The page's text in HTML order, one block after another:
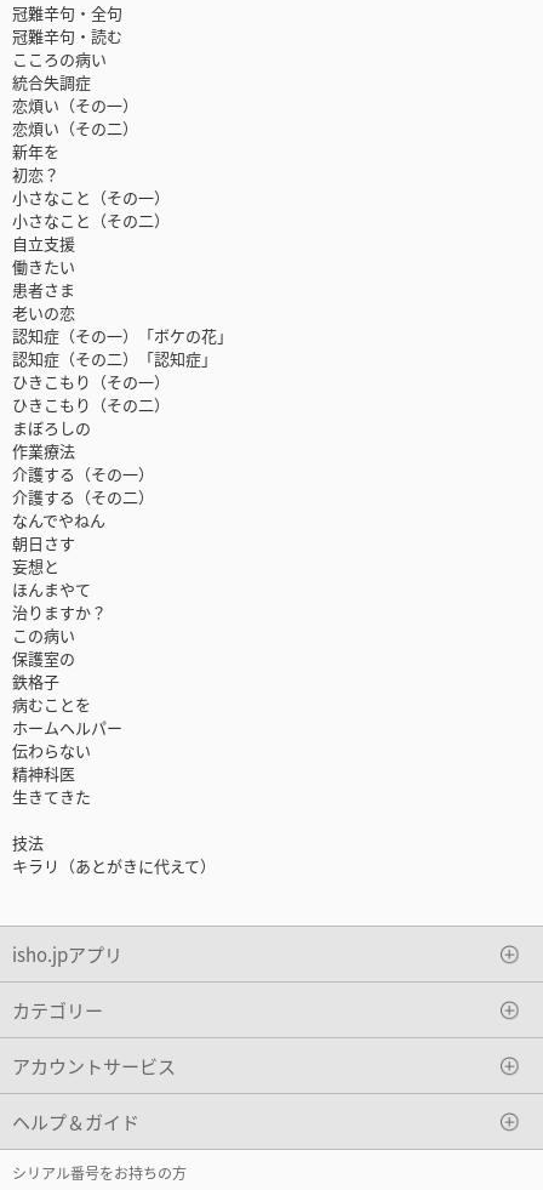
冠難辛句・全句
冠難辛句・読む
こころの病い
統合失調症
恋煩い（その一）
恋煩い（その二）
新年を
初恋？
小さなこと（その一）
小さなこと（その二）
自立支援
働きたい
患者さま
老いの恋
認知症（その一）「ボケの花」
認知症（その二）「認知症」
ひきこもり（その一）
ひきこもり（その二）
まぼろしの
作業療法
介護する（その一）
介護する（その二）
なんでやねん
朝日さす
妄想と
ほんまやて
治りますか？
この病い
保護室の
鉄格子
病むことを
ホームヘルパー
伝わらない
精神科医
生きてきた
技法
キラリ（あとがきに代えて）
isho.jpアプリ
カテゴリー
アカウントサービス
ヘルプ＆ガイド
シリアル番号をお持ちの方